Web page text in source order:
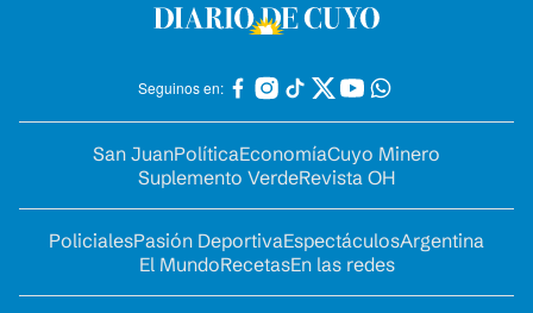
Seguinos en:
San JuanPolíticaEconomíaCuyo Minero
Suplemento VerdeRevista OH
PolicialesPasión DeportivaEspectáculosArgentina
El MundoRecetasEn las redes